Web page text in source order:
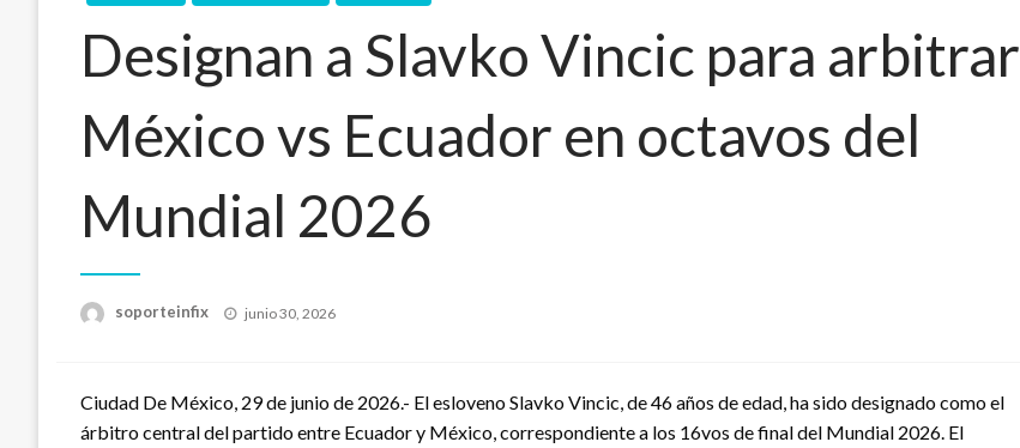
Designan a Slavko Vincic para arbitrar
México vs Ecuador en octavos del
Mundial 2026
soporteinfix
Publicado
junio 30, 2026
Ciudad De México, 29 de junio de 2026.- El esloveno Slavko Vincic, de 46 años de edad, ha sido designado como el
árbitro central del partido entre Ecuador y México, correspondiente a los 16vos de final del Mundial 2026. El